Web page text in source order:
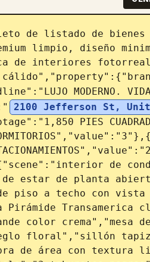
de listado de
limpio, diseño
de interiores
MODERNO.
2100 Jefferson St, Unit
PIES
de
estar de planta
de piso a techo con
Pirámide
color crema","mesa
floral","sillón
de área con textura